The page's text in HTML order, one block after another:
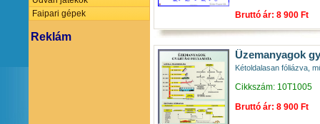
Faipari gépek
Reklám
Bruttó ár: 8 900 Ft
Üzemanyagok
Kétoldalasan fóliázva,
Cikkszám: 10T1005
Bruttó ár: 8 900 Ft